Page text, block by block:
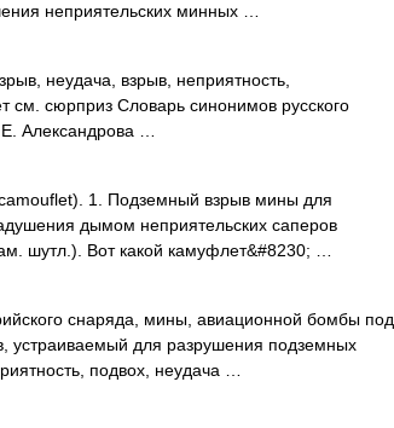
неприятельских минных …
неудача, взрыв, неприятность,
см. сюрприз Словарь синонимов русского
Александрова …
1. Подземный взрыв мины для
дымом неприятельских саперов
шутл.). Вот какой камуфлет&#8230; …
снаряда, мины, авиационной бомбы под
устраиваемый для разрушения подземных
подвох, неудача …